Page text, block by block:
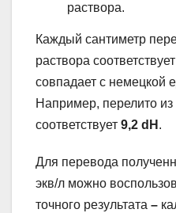
раствора.
Каждый сантиметр
раствора соответствует
совпадает с немецкой
Например, перелито из
соответствует 9,2 dH .
Для перевода
экв/л можно
точного результата –